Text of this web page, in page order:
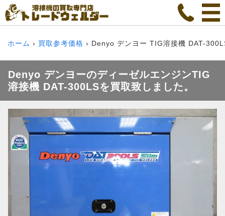
ホーム 買取参考価格 Denyo デンヨー TIG溶接機 DAT-
Denyo デンヨーのディーゼルエンジンTIG
溶接機 DAT-300LSを買取致しました。